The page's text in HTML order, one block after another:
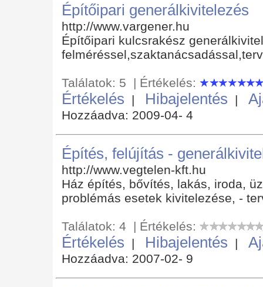
Építőipari generálkivitelezés
http://www.vargener.hu
Építőipari kulcsrakész
Találatok: 5 | Értékelés:
Értékelés | Hibajelentés |
Hozzáadva: 2009-04- 4
Építés, felújítás -
http://www.vegtelen-kft.hu
Ház építés, bővítés, lakás, iroda,
problémás esetek kivitelezése, -
Találatok: 4 | Értékelés:
Értékelés | Hibajelentés |
Hozzáadva: 2007-02- 9